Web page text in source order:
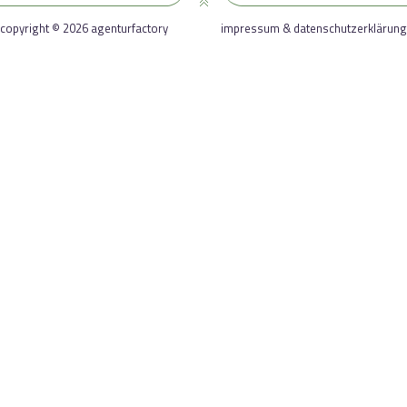
copyright © 2026 agenturfactory impressum & datenschutzerklärung